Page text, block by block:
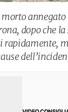
dopo che